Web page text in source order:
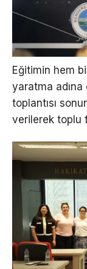
Eğitimin hem
yaratma
toplantısı
verilerek toplu